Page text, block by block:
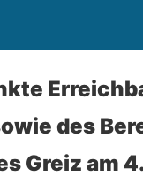
des
Greiz am